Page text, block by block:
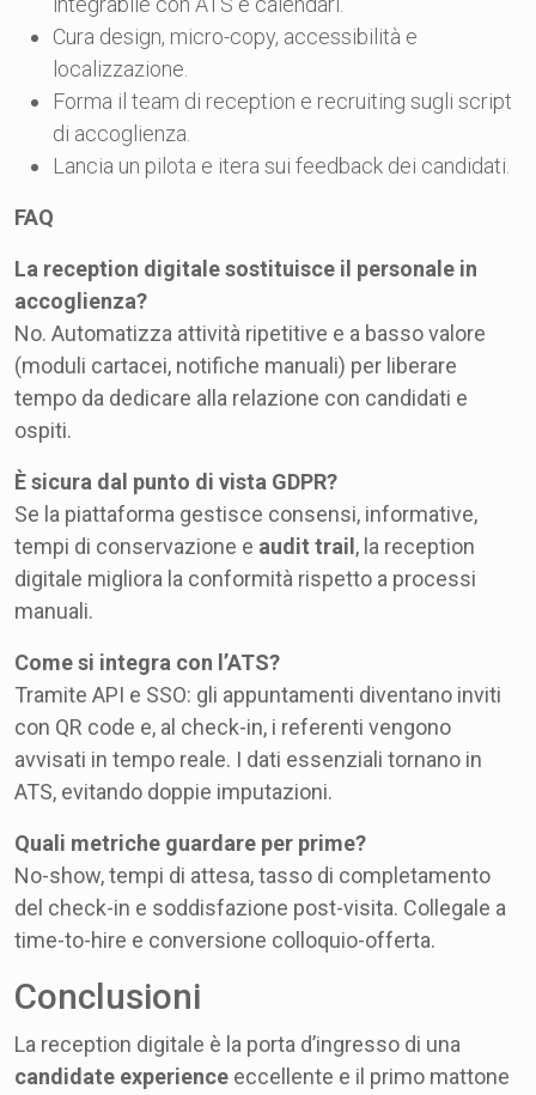
Cura design, micro-copy, accessibilità e
localizzazione.
Forma il team di reception e recruiting sugli script
di accoglienza.
Lancia un pilota e itera sui feedback dei candidati.
FAQ
La reception digitale sostituisce il personale in
accoglienza?
No. Automatizza attività ripetitive e a basso valore
(moduli cartacei, notifiche manuali) per liberare
tempo da dedicare alla relazione con candidati e
ospiti.
È sicura dal punto di vista GDPR?
Se la piattaforma gestisce consensi, informative,
tempi di conservazione e audit trail , la reception
digitale migliora la conformità rispetto a processi
manuali.
Come si integra con l’ATS?
Tramite API e SSO: gli appuntamenti diventano inviti
con QR code e, al check-in, i referenti vengono
avvisati in tempo reale. I dati essenziali tornano in
ATS, evitando doppie imputazioni.
Quali metriche guardare per prime?
No-show, tempi di attesa, tasso di completamento
del check-in e soddisfazione post-visita. Collegale a
time-to-hire e conversione colloquio-offerta.
Conclusioni
La reception digitale è la porta d’ingresso di una
candidate experience eccellente e il primo mattone